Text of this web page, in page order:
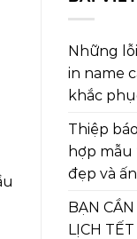
Những
in name
khắc
Thiệp
hợp mẫu
đẹp và
BẠN
LỊCH